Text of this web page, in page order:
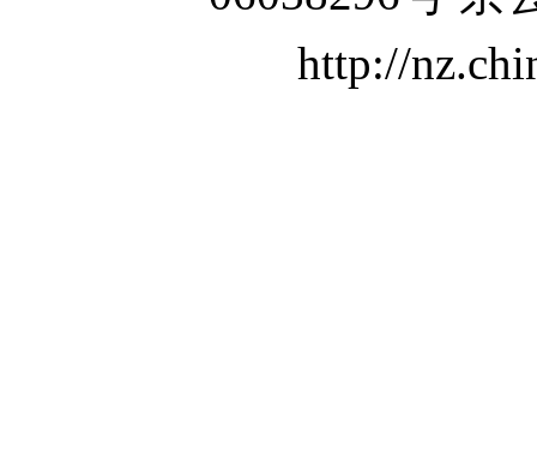
http://